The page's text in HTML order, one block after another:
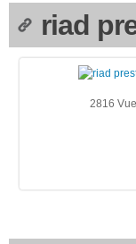
riad
2816